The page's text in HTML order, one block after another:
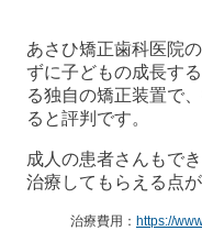
あさひ矯正歯科医院
ずに子どもの成長す
る独自の矯正装置で
ると評判です。
成人の患者さんもで
治療してもらえる点
治療費用： https://